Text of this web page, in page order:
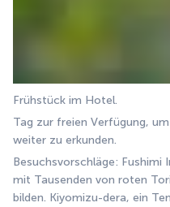
Frühstück im Hotel.
Tag zur freien Verfügung,
weiter zu erkunden.
Besuchsvorschläge: Fushimi
mit Tausenden von roten
bilden. Kiyomizu-dera, ein